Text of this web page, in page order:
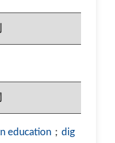
education ； dig